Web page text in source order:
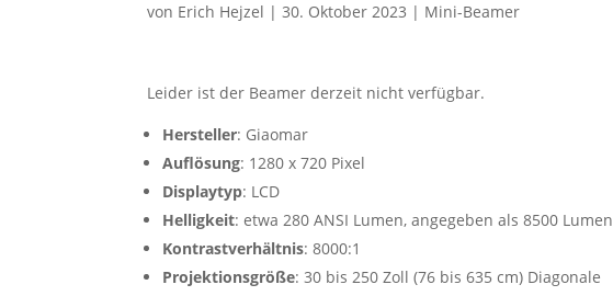
von Erich Hejzel |30. Oktober 2023 | Mini-Beamer
Leider ist der Beamer derzeit nicht verfügbar.
Hersteller: Giaomar
Auflösung: 1280 x 720 Pixel
Displaytyp: LCD
Helligkeit: etwa 280 ANSI Lumen, angegeben als 8500 Lumen
Kontrastverhältnis: 8000:1
Projektionsgröße: 30 bis 250 Zoll (76 bis 635 cm) Diagonale